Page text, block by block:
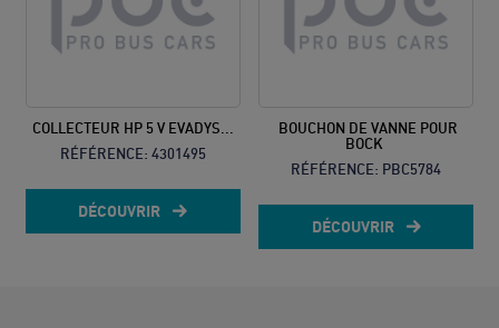
COLLECTEUR HP 5 V EVADYS...
RÉFÉRENCE: 4301495
DÉCOUVRIR
BOUCHON DE VANNE POUR
BOCK
RÉFÉRENCE: PBC5784
DÉCOUVRIR